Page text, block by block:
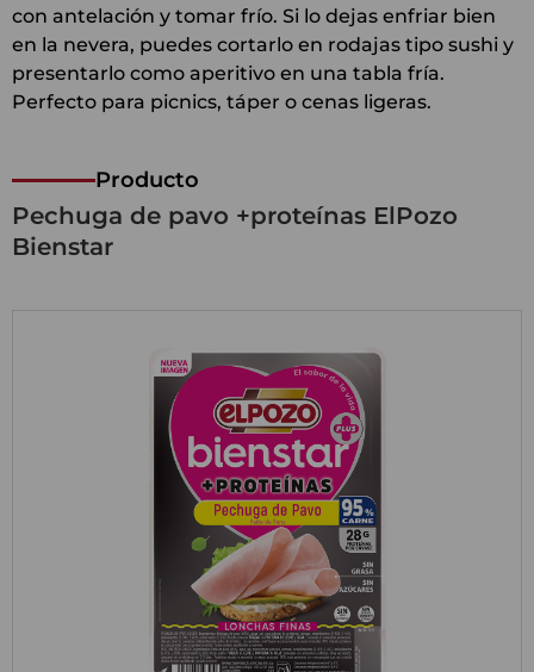
con antelación y tomar frío. Si lo dejas enfriar bien
en la nevera, puedes cortarlo en rodajas tipo sushi y
presentarlo como aperitivo en una tabla fría.
Perfecto para picnics, táper o cenas ligeras.
Producto
Pechuga de pavo +proteínas ElPozo
Bienstar